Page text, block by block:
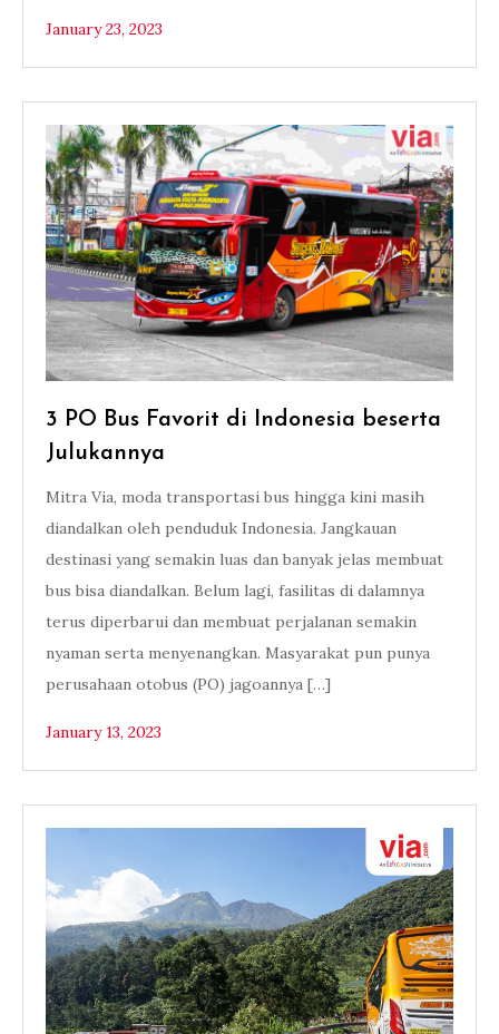
January 23, 2023
3 PO Bus Favorit di Indonesia beserta
Julukannya
Mitra Via, moda transportasi bus hingga kini masih
diandalkan oleh penduduk Indonesia. Jangkauan
destinasi yang semakin luas dan banyak jelas membuat
bus bisa diandalkan. Belum lagi, fasilitas di dalamnya
terus diperbarui dan membuat perjalanan semakin
nyaman serta menyenangkan. Masyarakat pun punya
perusahaan otobus (PO) jagoannya […]
January 13, 2023